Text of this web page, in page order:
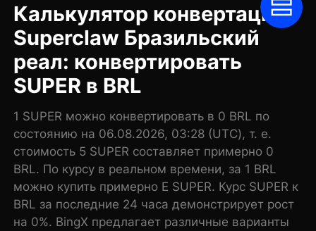
Калькулятор конвертации
Superclaw Бразильский
реал: конвертировать
SUPER в BRL
1 SUPER можно конвертировать в 0 BRL по
состоянию на 06.08.2026, 03:28 (UTC), т. е.
стоимость 5 SUPER составляет примерно 0
BRL. По курсу в реальном времени, за 1 BRL
можно купить примерно E SUPER. Курс SUPER к
BRL за последние 24 часа демонстрирует рост
на 0%. BingX предлагает различные варианты